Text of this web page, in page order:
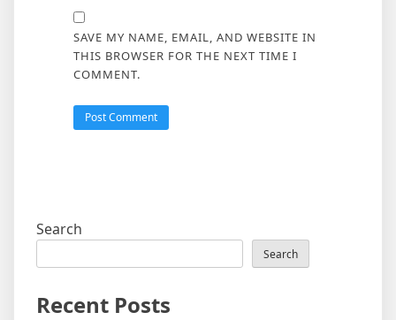
SAVE MY NAME, EMAIL, AND WEBSITE IN
THIS BROWSER FOR THE NEXT TIME I
COMMENT.
Search
Search
Recent Posts